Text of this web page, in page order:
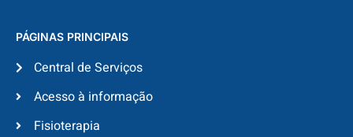
PÁGINAS PRINCIPAIS
Central de Serviços
Acesso à informação
Fisioterapia